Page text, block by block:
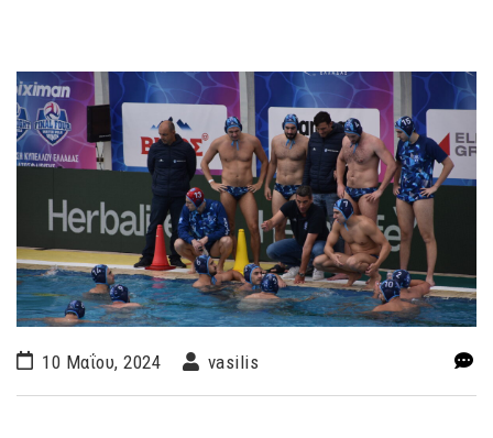
10 Μαΐου, 2024 vasilis